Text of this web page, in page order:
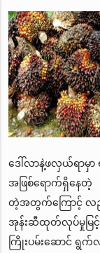
ဒေါ်လာနဲ့ဖလှယ်ရာမှ
အဖြစ်ရောက်ရှိနေတဲ့
တဲ့အတွက်ကြောင့် လည်း
အုန်းဆီထုတ်လုပ်မှုမြင့်
ကြိုးပမ်းဆောင် ရွ